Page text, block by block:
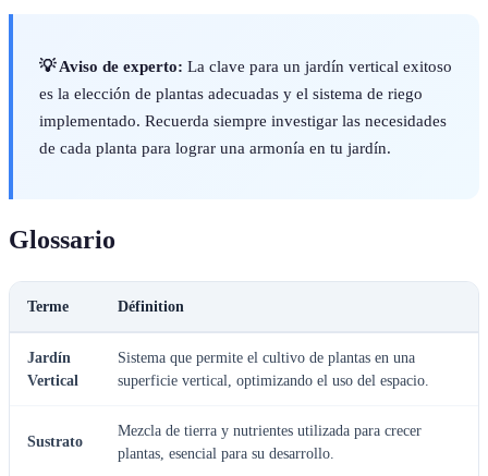
💡 Aviso de experto: La clave para un jardín vertical exitoso
es la elección de plantas adecuadas y el sistema de riego
implementado. Recuerda siempre investigar las necesidades
de cada planta para lograr una armonía en tu jardín.
Glossario
Terme Définition
Jardín
Vertical
Sistema que permite el cultivo de plantas en una
superficie vertical, optimizando el uso del espacio.
Sustrato
Mezcla de tierra y nutrientes utilizada para crecer
plantas, esencial para su desarrollo.